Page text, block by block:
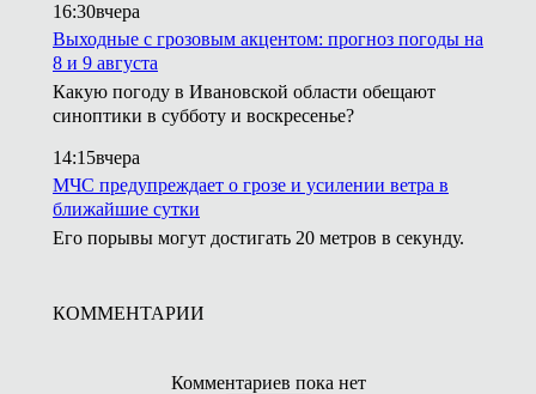
16:30вчера
Выходные с грозовым акцентом: прогноз погоды на
8 и 9 августа
Какую погоду в Ивановской области обещают
синоптики в субботу и воскресенье?
14:15вчера
МЧС предупреждает о грозе и усилении ветра в
ближайшие сутки
Его порывы могут достигать 20 метров в секунду.
КОММЕНТАРИИ
Комментариев пока нет